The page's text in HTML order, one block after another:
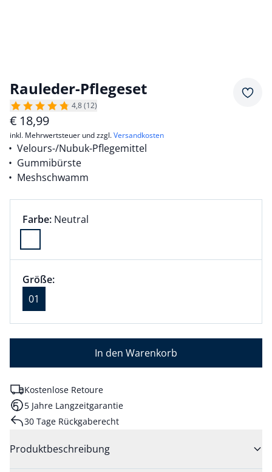
Rauleder-Pflegeset
4,8 (12)
€ 18,99
inkl. Mehrwertsteuer und zzgl.Versandkosten
Velours-/Nubuk-Pflegemittel
Gummibürste
Meshschwamm
Farbauswahl:
Farbe: aktuell ausgewählt:
Neutral
Größenauswahl:
Größe:
Größe 01 ausgewählt
01
In den Warenkorb
Kostenlose Retoure
5 Jahre Langzeitgarantie
30 Tage Rückgaberecht
Produktbeschreibung